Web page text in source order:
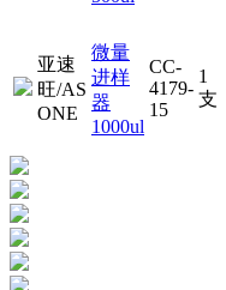
亚速
旺/AS
ONE
微量
进样
器
1000ul
CC-
4179-
15
1
支